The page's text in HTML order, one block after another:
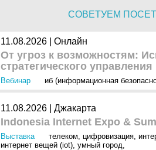
СОВЕТУЕМ
11.08.2026 | Онлайн
От угроз к возможностям:
стратегического
Вебинар иб (информационная
11.08.2026 | Джакарта
Indonesia Internet Expo &
Выставка телеком, цифровизация,
интернет вещей (iot), умный город,